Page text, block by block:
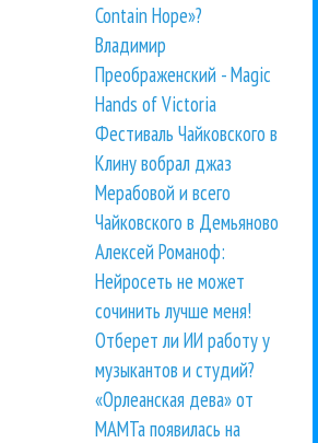
Contain Hope»?
Владимир
Преображенский - Magic
Hands of Victoria
Фестиваль Чайковского в
Клину вобрал джаз
Мерабовой и всего
Чайковского в Демьяново
Алексей Романоф:
Нейросеть не может
сочинить лучше меня!
Отберет ли ИИ работу у
музыкантов и студий?
«Орлеанская дева» от
МАМТа появилась на